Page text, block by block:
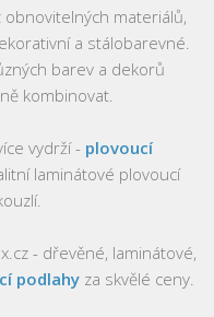
obnovitelných materiálů,
a stálobarevné.
barev a dekorů
kombinovat.
vydrží - plovoucí
laminátové plovoucí
- dřevěné, laminátové,
podlahy za skvělé ceny.